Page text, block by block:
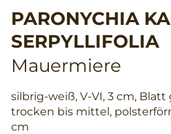
PARONYCHIA
SERPYLLIFOLIA
Mauermiere
silbrig-weiß, V-VI, 3 cm,
trocken bis mittel,
cm